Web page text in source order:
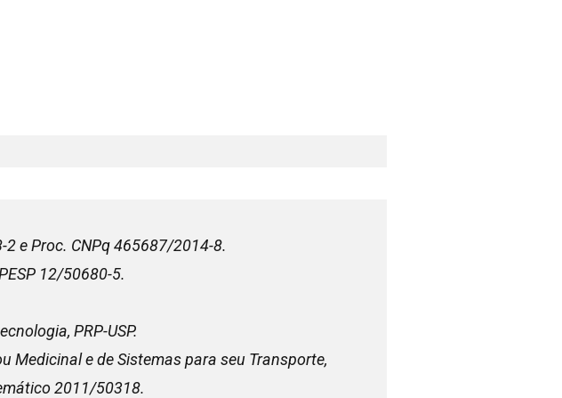
2 e Proc. CNPq 465687/2014-8.
12/50680-5.
PRP-USP.
Medicinal e de Sistemas para seu Transporte,
2011/50318.